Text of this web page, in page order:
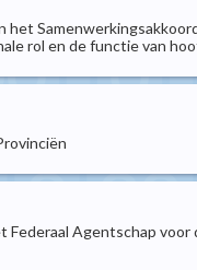
het
rol en de functie van
Agentschap voor